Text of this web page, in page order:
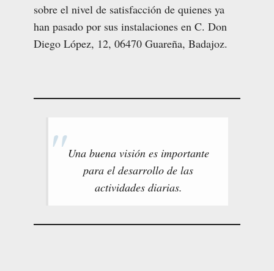
sobre el nivel de satisfacción de quienes ya
han pasado por sus instalaciones en C. Don
Diego López, 12, 06470 Guareña, Badajoz.
Una buena visión es importante
para el desarrollo de las
actividades diarias.